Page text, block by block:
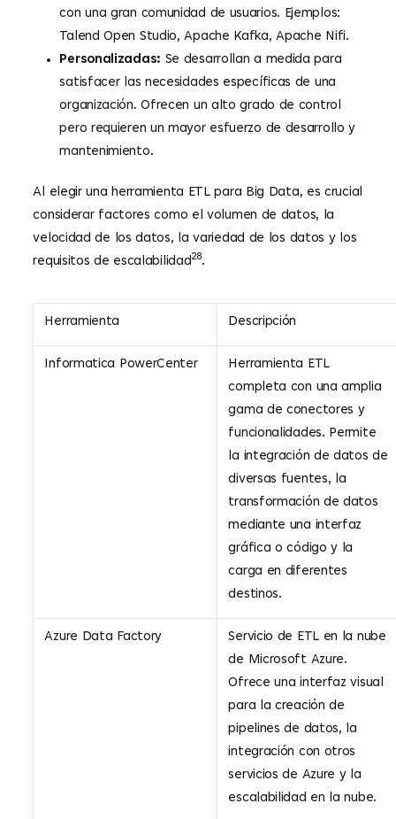
con una gran comunidad de usuarios. Ejemplos:
Talend Open Studio, Apache Kafka, Apache Nifi.
Personalizadas: Se desarrollan a medida para
satisfacer las necesidades específicas de una
organización. Ofrecen un alto grado de control
pero requieren un mayor esfuerzo de desarrollo y
mantenimiento.
Al elegir una herramienta ETL para Big Data, es crucial
considerar factores como el volumen de datos, la
velocidad de los datos, la variedad de los datos y los
requisitos de escalabilidad28.
Herramienta Descripción
Informatica PowerCenter
Herramienta ETL
completa con una amplia
gama de conectores y
funcionalidades. Permite
la integración de datos de
diversas fuentes, la
transformación de datos
mediante una interfaz
gráfica o código y la
carga en diferentes
destinos.
Azure Data Factory
Servicio de ETL en la nube
de Microsoft Azure.
Ofrece una interfaz visual
para la creación de
pipelines de datos, la
integración con otros
servicios de Azure y la
escalabilidad en la nube.